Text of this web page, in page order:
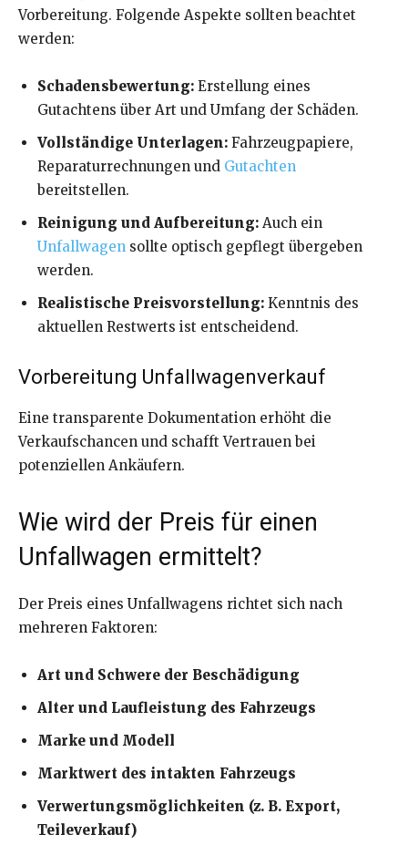
Vorbereitung. Folgende Aspekte sollten beachtet
werden:
Schadensbewertung: Erstellung eines
Gutachtens über Art und Umfang der Schäden.
Vollständige Unterlagen: Fahrzeugpapiere,
Reparaturrechnungen und Gutachten
bereitstellen.
Reinigung und Aufbereitung: Auch ein
Unfallwagen sollte optisch gepflegt übergeben
werden.
Realistische Preisvorstellung: Kenntnis des
aktuellen Restwerts ist entscheidend.
Vorbereitung Unfallwagenverkauf
Eine transparente Dokumentation erhöht die
Verkaufschancen und schafft Vertrauen bei
potenziellen Ankäufern.
Wie wird der Preis für einen
Unfallwagen ermittelt?
Der Preis eines Unfallwagens richtet sich nach
mehreren Faktoren:
Art und Schwere der Beschädigung
Alter und Laufleistung des Fahrzeugs
Marke und Modell
Marktwert des intakten Fahrzeugs
Verwertungsmöglichkeiten (z. B. Export,
Teileverkauf)